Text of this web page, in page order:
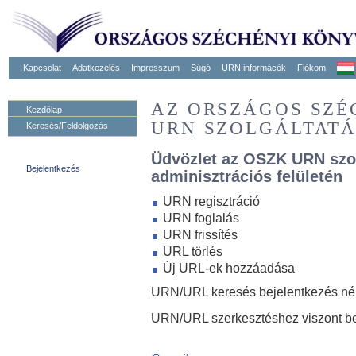
Kapcsolat Adatkezelés Impresszum Súgó URN informácók Fiókom
Kezdőlap
Keresés/Feldolgozás
Bejelentkezés
AZ ORSZÁGOS
URN
Üdvözlet az OSZK URN
adminisztrációs felületén
URN regisztráció
URN foglalás
URN frissítés
URL törlés
Új URL-ek hozzáadása
URN/URL keresés bejelentkezés
URN/URL szerkesztéshez viszont